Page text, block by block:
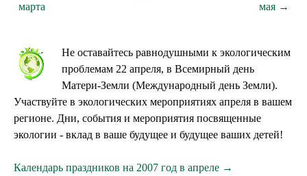
марта
мая →
Не оставайтесь равнодушными к экологическим
проблемам 22 апреля, в Всемирный день
Матери-Земли (Международный день Земли).
Участвуйте в экологических мероприятиях апреля в вашем
регионе. Дни, события и мероприятия посвященные
экологии - вклад в ваше будущее и будущее ваших детей!
Календарь праздников на 2007 год в апреле →